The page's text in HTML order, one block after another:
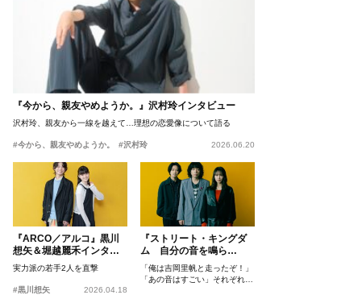
『今から、親友やめようか。』沢村玲インタビュー
沢村玲、親友から一線を越えて…理想の恋愛像について語る
#今から、親友やめようか。 #沢村玲 2026.06.20
『ARCO／アルコ』黒川
想矢＆堀越麗禾インタビ
ュー
実力派の若手2人を直撃
#黒川想矢 2026.04.18
『ストリート・キングダ
ム 自分の音を鳴ら
せ。』峯田和伸、若葉竜
也、吉岡里帆インタビュ
ー
「俺は吉岡里帆と走ったぞ！」
「あの音はすごい」それぞれの